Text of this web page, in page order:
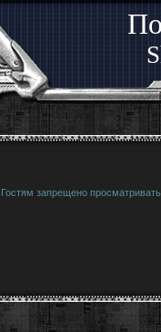
Гостям запрещено